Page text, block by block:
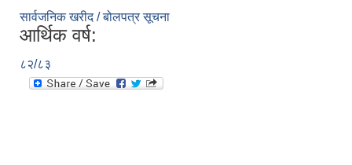
सार्वजनिक खरीद / बोलपत्र सूचना
आर्थिक वर्ष:
८२/८३